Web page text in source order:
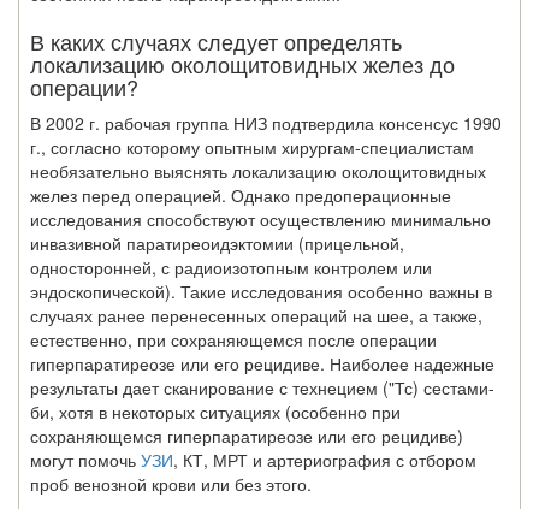
В каких случаях следует определять
локализацию околощитовидных желез до
операции?
В 2002 г. рабочая группа НИЗ подтвердила консенсус 1990
г., согласно которому опытным хирургам-специалистам
необязательно выяснять локализацию околощи­товидных
желез перед операцией. Однако предоперационные
исследования способ­ствуют осуществлению минимально
инвазивной паратиреоидэктомии (прицельной,
односторонней, с радиоизотопным контролем или
эндоскопической). Такие иссле­дования особенно важны в
случаях ранее перенесенных операций на шее, а также,
естественно, при сохраняющемся после операции
гиперпаратиреозе или его рециди­ве. Наиболее надежные
результаты дает сканирование с технецием ("Тс) сестами-
би, хотя в некоторых ситуациях (особенно при
сохраняющемся гиперпаратиреозе или его рецидиве)
могут помочь УЗИ, КТ, МРТ и артериография с отбором
проб ве­нозной крови или без этого.